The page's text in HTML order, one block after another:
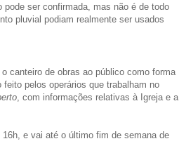
ser confirmada, mas não é de todo
pluvial podiam realmente ser usados
canteiro de obras ao público como forma
pelos operários que trabalham no
, com informações relativas à Igreja e a
e vai até o último fim de semana de